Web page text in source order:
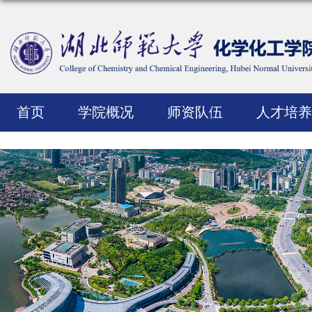
首页 学院概况 师资队伍 人才培养